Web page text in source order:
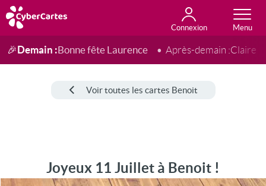
Connexion
Anniversaire
Fête du jour
Amour
Amitié
Merci
Toutes les cartes
🎉Demain :Bonne fête Laurence Après-demain :Claire
Voir toutes les cartes Benoit
Joyeux 11 Juillet à Benoit !